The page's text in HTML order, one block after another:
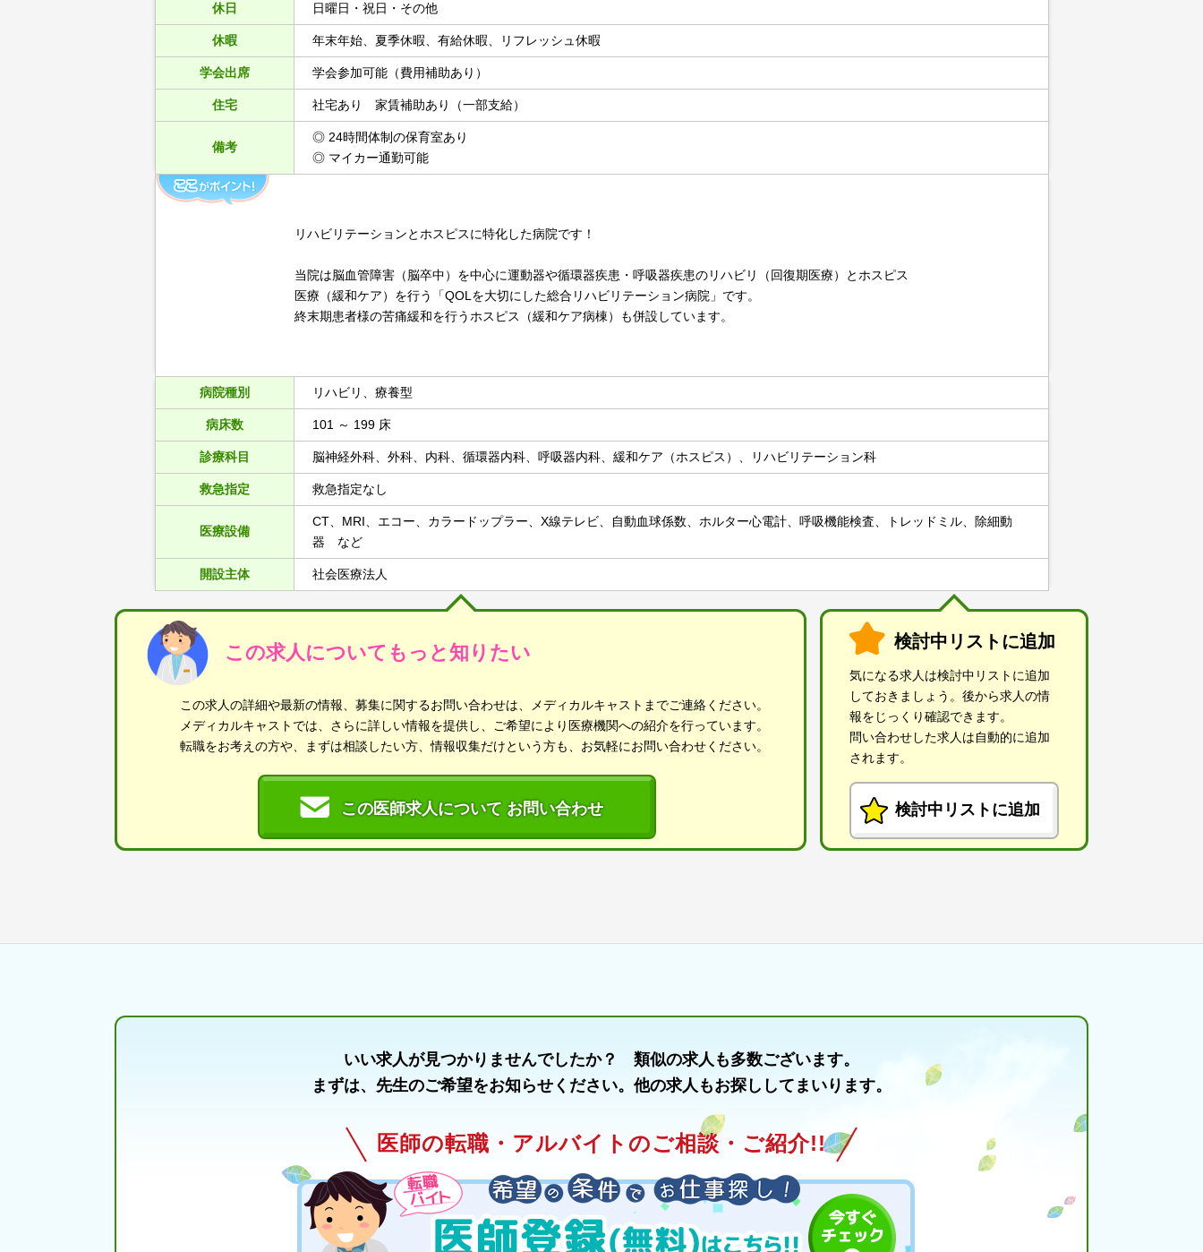
休日 日曜日・祝日・その他
休暇 年末年始、夏季休暇、有給休暇、リフレッシュ休暇
学会出席 学会参加可能（費用補助あり）
住宅 社宅あり 家賃補助あり（一部支給）
備考
◎ 24時間体制の保育室あり
◎ マイカー通勤可能
リハビリテーションとホスピスに特化した病院です！
当院は脳血管障害（脳卒中）を中心に運動器や循環器疾患・呼吸器疾患のリハビリ（回復期医療）とホスピス
医療（緩和ケア）を行う「QOLを大切にした総合リハビリテーション病院」です。
終末期患者様の苦痛緩和を行うホスピス（緩和ケア病棟）も併設しています。
病院種別 リハビリ、療養型
病床数 101 ～ 199 床
診療科目 脳神経外科、外科、内科、循環器内科、呼吸器内科、緩和ケア（ホスピス）、リハビリテーション科
救急指定 救急指定なし
医療設備
CT、MRI、エコー、カラードップラー、X線テレビ、自動血球係数、ホルター心電計、呼吸機能検査、トレッドミル、除細動
器 など
開設主体 社会医療法人
この求人についてもっと知りたい
この求人の詳細や最新の情報、募集に関するお問い合わせは、メディカルキャストまでご連絡ください。
メディカルキャストでは、さらに詳しい情報を提供し、ご希望により医療機関への紹介を行っています。
転職をお考えの方や、まずは相談したい方、情報収集だけという方も、お気軽にお問い合わせください。
この医師求人について お問い合わせ
検討中リストに追加
気になる求人は検討中リストに追加
しておきましょう。後から求人の情
報をじっくり確認できます。
問い合わせした求人は自動的に追加
されます。
検討中リストに追加
いい求人が見つかりませんでしたか？ 類似の求人も多数ございます。
まずは、先生のご希望をお知らせください。他の求人もお探ししてまいります。
医師の転職・アルバイトのご相談・ご紹介!!